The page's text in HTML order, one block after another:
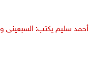
أحمد سليم يكتب: السبعينى